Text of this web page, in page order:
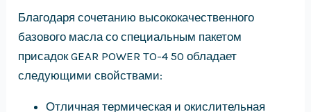
Благодаря сочетанию высококачественного
базового масла со специальным пакетом
присадок GEAR POWER TO-4 50 обладает
следующими свойствами:
Отличная термическая и окислительная